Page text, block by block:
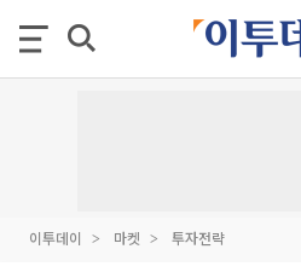
이투데이 마켓 투자전략